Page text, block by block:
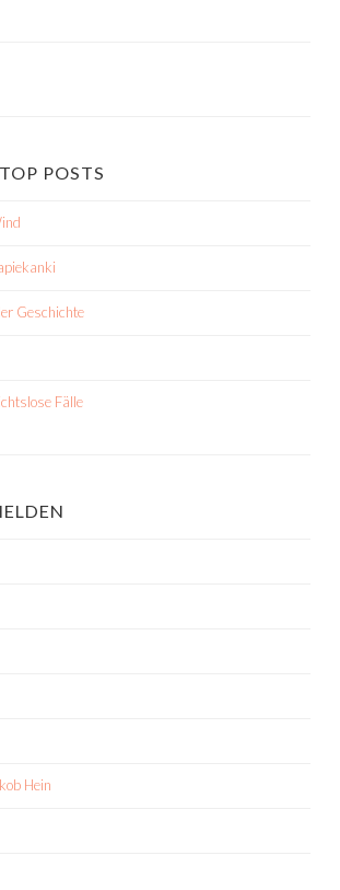
POSTS
Geschichte
Fälle
Hein